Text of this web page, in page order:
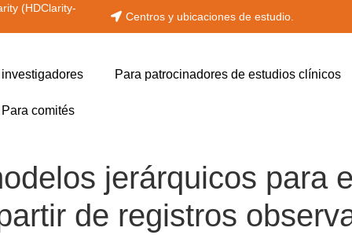
(HDClarity-
Centros y ubicaciones de estudio.
Para patrocinadores de estudios clínicos
Para comités
jerárquicos para
de registros